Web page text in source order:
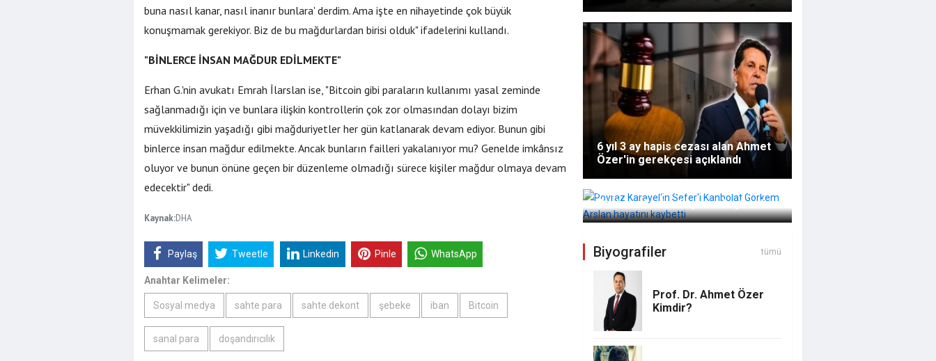
buna nasıl kanar, nasıl inanır bunlara' derdim. Ama işte en nihayetinde çok büyük
konuşmamak gerekiyor. Biz de bu mağdurlardan birisi olduk" ifadelerini kullandı.
"BİNLERCE İNSAN MAĞDUR EDİLMEKTE"
Erhan G.'nin avukatı Emrah İlarslan ise, "Bitcoin gibi paraların kullanımı yasal zeminde
sağlanmadığı için ve bunlara ilişkin kontrollerin çok zor olmasından dolayı bizim
müvekkilimizin yaşadığı gibi mağduriyetler her gün katlanarak devam ediyor. Bunun gibi
binlerce insan mağdur edilmekte. Ancak bunların failleri yakalanıyor mu? Genelde imkânsız
oluyor ve bunun önüne geçen bir düzenleme olmadığı sürece kişiler mağdur olmaya devam
edecektir" dedi.
Kaynak:DHA
Paylaş Tweetle Linkedin Pinle WhatsApp
Anahtar Kelimeler:
Sosyal medya sahte para sahte dekont şebeke iban Bitcoin
sanal para doşandırıcılık
Yeşilçam'ın Efsanesi Kadir İnanır
Hayatını Kaybetti
6 yıl 3 ay hapis cezası alan Ahmet
Özer'in gerekçesi açıklandı
Poyraz Karayel'in Sefer'i Kanbolat
Görkem Arslan hayatını kaybetti
Biyografiler tümü
Prof. Dr. Ahmet Özer
Kimdir?